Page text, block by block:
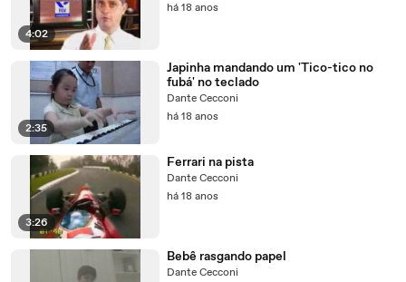
4:02
há 18 anos
2:35
Japinha mandando um 'Tico-tico no
fubá' no teclado
Dante Cecconi
há 18 anos
3:26
Ferrari na pista
Dante Cecconi
há 18 anos
Bebê rasgando papel
Dante Cecconi